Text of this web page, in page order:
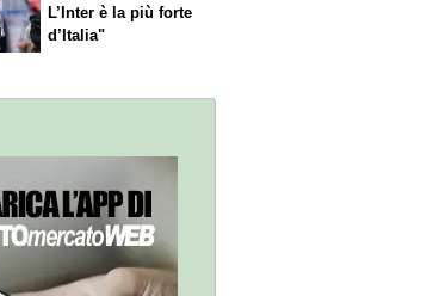
L’Inter è la più forte
d’Italia"